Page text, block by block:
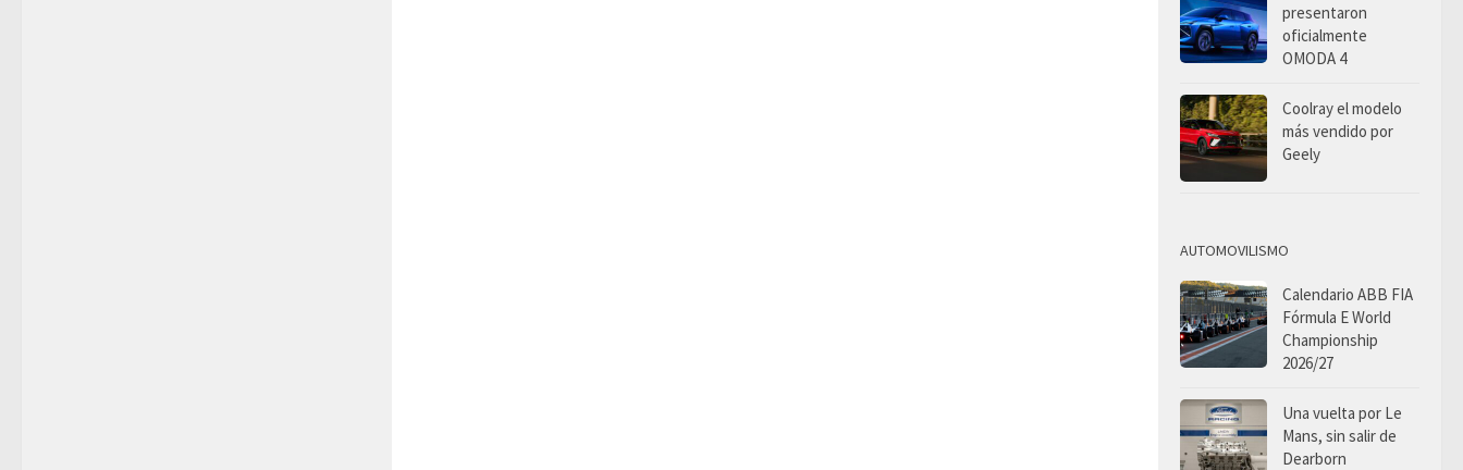
presentaron
oficialmente
OMODA 4
Coolray el modelo
más vendido por
Geely
AUTOMOVILISMO
Calendario ABB FIA
Fórmula E World
Championship
2026/27
Una vuelta por Le
Mans, sin salir de
Dearborn